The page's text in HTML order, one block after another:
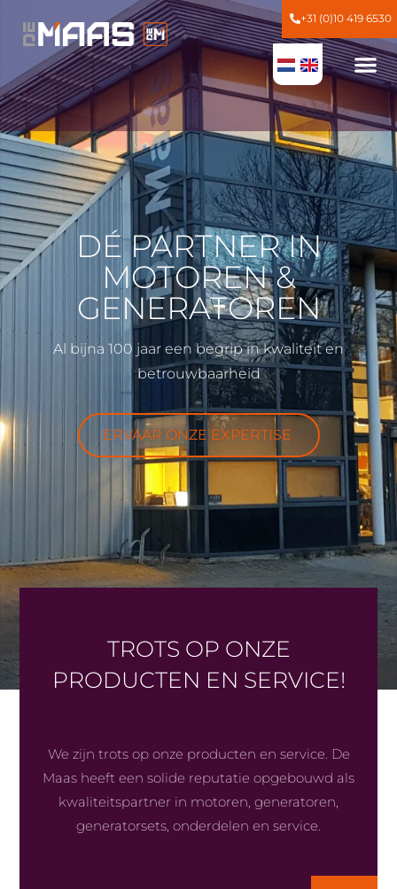
+31 (0)10 419 6530
DÉ PARTNER IN
MOTOREN &
GENERATOREN
Al bijna 100 jaar een begrip in kwaliteit en
betrouwbaarheid
ERVAAR ONZE EXPERTISE
TROTS OP ONZE
PRODUCTEN EN SERVICE!
We zijn trots op onze producten en service. De
Maas heeft een solide reputatie opgebouwd als
kwaliteitspartner in motoren, generatoren,
generatorsets, onderdelen en service.